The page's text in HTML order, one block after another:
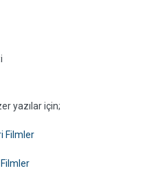
yazılar için;
Filmler